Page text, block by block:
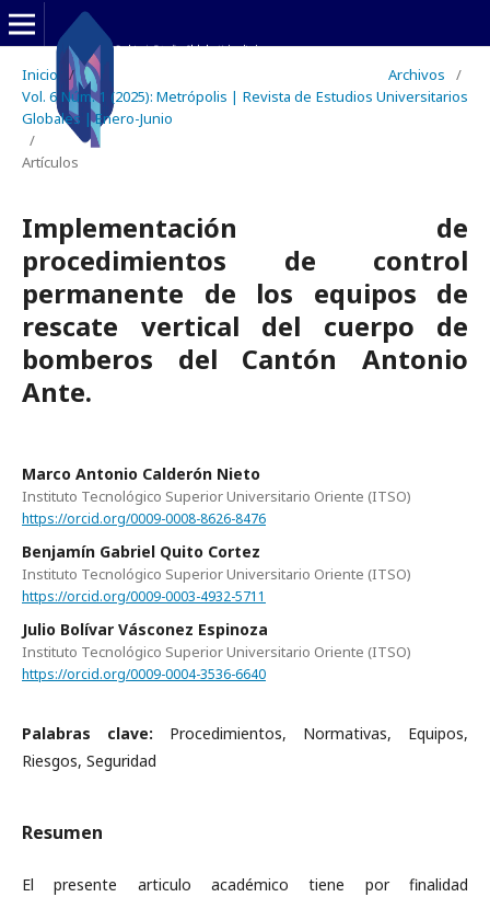
Inicio / Archivos
/
Vol. 6 Núm. 1 (2025): Metrópolis | Revista de Estudios Universitarios
Globales | Enero-Junio
/
Artículos
Implementación de
procedimientos de control
permanente de los equipos de
rescate vertical del cuerpo de
bomberos del Cantón Antonio
Ante.
Marco Antonio Calderón Nieto
Instituto Tecnológico Superior Universitario Oriente (ITSO)
https://orcid.org/0009-0008-8626-8476
Benjamín Gabriel Quito Cortez
Instituto Tecnológico Superior Universitario Oriente (ITSO)
https://orcid.org/0009-0003-4932-5711
Julio Bolívar Vásconez Espinoza
Instituto Tecnológico Superior Universitario Oriente (ITSO)
https://orcid.org/0009-0004-3536-6640
Palabras clave: Procedimientos, Normativas, Equipos,
Riesgos, Seguridad
Resumen
El presente articulo académico tiene por finalidad